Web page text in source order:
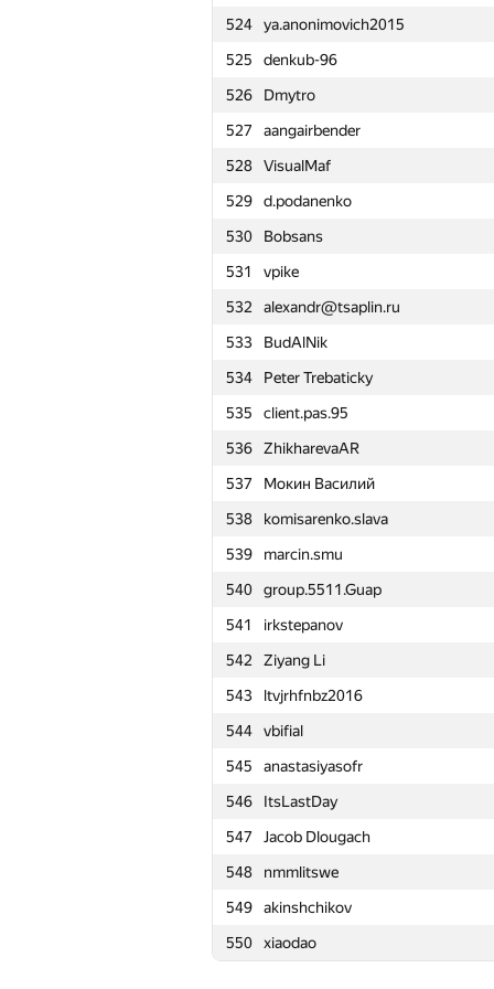
524
ya.anonimovich2015
525
denkub-96
526
Dmytro
527
aangairbender
528
VisualMaf
529
d.podanenko
530
Bobsans
531
vpike
532
alexandr@tsaplin.ru
533
BudAlNik
534
Peter Trebaticky
535
client.pas.95
536
ZhikharevaAR
537
Мокин Василий
538
komisarenko.slava
539
marcin.smu
540
group.5511.Guap
541
irkstepanov
542
Ziyang Li
543
ltvjrhfnbz2016
544
vbifial
545
anastasiyasofr
546
ItsLastDay
547
Jacob Dlougach
548
nmmlitswe
549
akinshchikov
550
xiaodao
501 mayorov.m.a
502
eugenusb
503
SwingLifeAway
504
a.v.svetkin
505
medegor44
506
Na Na
507
q0o0p
508
Ian Connor
509
Ваня Довгополов
510
Antoxa1081
511
suda1227401034
512
v.v.melnyk
513
aniap7
514
Сергей Убогов
515
Rohit Ranjan
516
yushkevichaleks
517
admarkov2018
518
ktcat
519
yl_01021@gym1534.ru
520
Maxim Yagafarov
521
tmt514
522
Артем Заболотный
523
fpc.exe
524
ya.anonimovich2015
525
denkub-96
526
Dmytro
527
aangairbender